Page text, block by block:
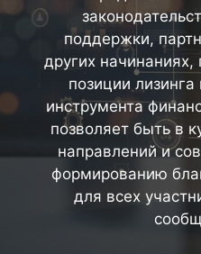
поддержки,
других начинаниях,
позиции
инструмента
позволяет быть в
направлений и
формированию
для всех